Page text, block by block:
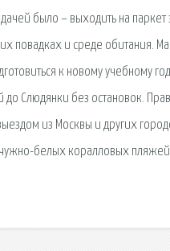
было – выходить на
повадках и среде обитания.
к новому учебному
Слюдянки без остановок.
из Москвы и других
белых коралловых